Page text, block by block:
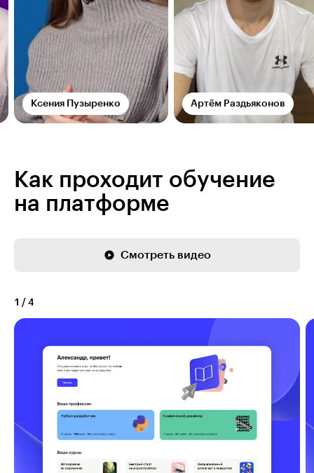
Ксения Пузыренко Артём Раздьяконов
Как проходит обучение
на платформе
Смотреть видео
1 / 4